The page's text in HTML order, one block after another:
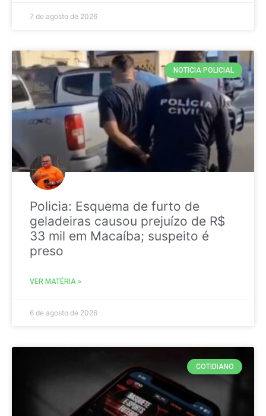
7 de agosto de 2026
NOTICIA POLICIAL
Policia: Esquema de furto de
geladeiras causou prejuízo de R$
33 mil em Macaíba; suspeito é
preso
VER MATÉRIA »
6 de agosto de 2026
COTIDIANO